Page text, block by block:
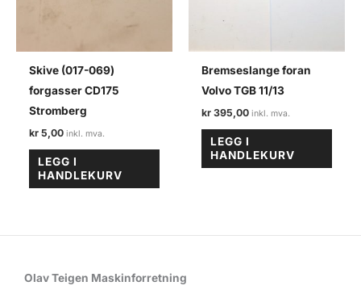
Skive (017-069)
forgasser CD175
Stromberg
kr 5,00
LEGG I
HANDLEKURV
Bremseslange foran
Volvo TGB 11/13
kr 395,00
LEGG I
HANDLEKURV
Olav Teigen Maskinforretning